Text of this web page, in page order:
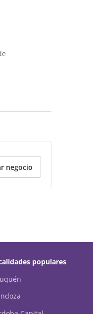
negocio
populares